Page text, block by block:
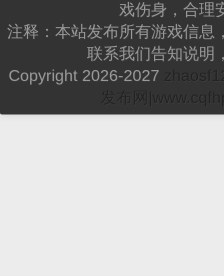
戏伤身，合理
注释：本站发布所有游戏信息
联系我们告知说明
Copyright 2026-2027
发布网